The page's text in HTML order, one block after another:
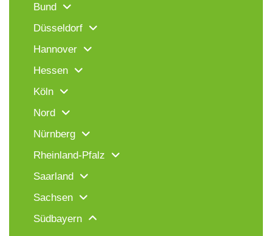
Bund
Düsseldorf
Hannover
Hessen
Köln
Nord
Nürnberg
Rheinland-Pfalz
Saarland
Sachsen
Südbayern